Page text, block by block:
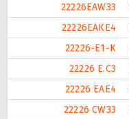
22226EAW33
22226EAKE4
22226-E1-K
22226 E.C3
22226 EAE4
22226 CW33